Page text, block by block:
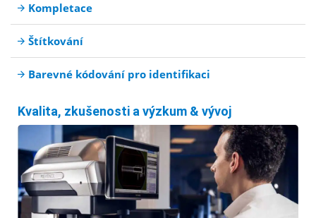
Kompletace
Štítkování
Barevné kódování pro identifikaci
Kvalita, zkušenosti a výzkum & vývoj